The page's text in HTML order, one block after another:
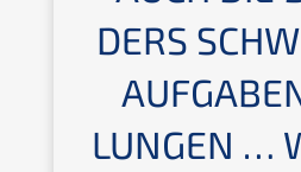
DERS
LUN­GEN …